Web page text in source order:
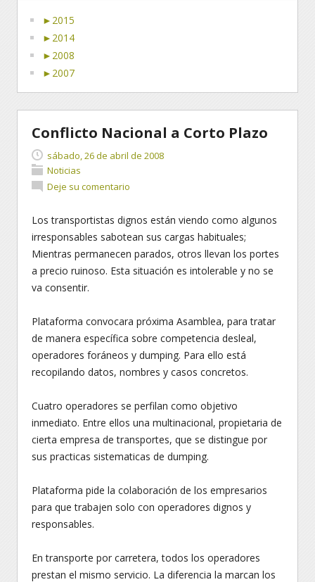
► 2015
► 2014
► 2008
► 2007
Conflicto Nacional a Corto Plazo
sábado, 26 de abril de 2008
Noticias
Deje su comentario
Los transportistas dignos están viendo como algunos
irresponsables sabotean sus cargas habituales;
Mientras permanecen parados, otros llevan los portes
a precio ruinoso. Esta situación es intolerable y no se
va consentir.
Plataforma convocara próxima Asamblea, para tratar
de manera específica sobre competencia desleal,
operadores foráneos y dumping. Para ello está
recopilando datos, nombres y casos concretos.
Cuatro operadores se perfilan como objetivo
inmediato. Entre ellos una multinacional, propietaria de
cierta empresa de transportes, que se distingue por
sus practicas sistematicas de dumping.
Plataforma pide la colaboración de los empresarios
para que trabajen solo con operadores dignos y
responsables.
En transporte por carretera, todos los operadores
prestan el mismo servicio. La diferencia la marcan los